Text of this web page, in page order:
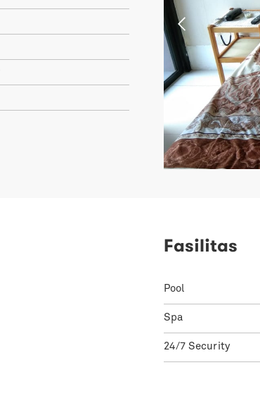
Fasilitas
Pool
Spa
24/7 Security